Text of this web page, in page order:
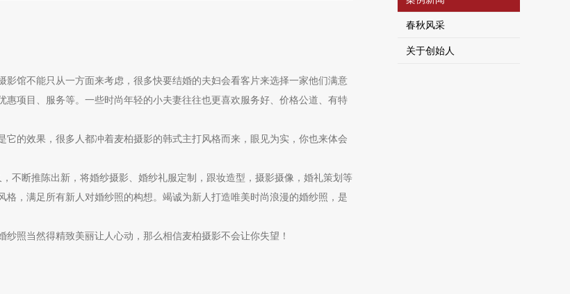
馆不能只从一方面来考虑，很多快要结婚的夫妇会看客片来选择一家他们满意
项目、服务等。一些时尚年轻的小夫妻往往也更喜欢服务好、价格公道、有特
效果，很多人都冲着麦柏摄影的韩式主打风格而来，眼见为实，你也来体会
断推陈出新，将婚纱摄影、婚纱礼服定制，跟妆造型，摄影摄像，婚礼策划等
，满足所有新人对婚纱照的构想。竭诚为新人打造唯美时尚浪漫的婚纱照，是
当然得精致美丽让人心动，那么相信麦柏摄影不会让你失望！
春秋风采
关于创始人